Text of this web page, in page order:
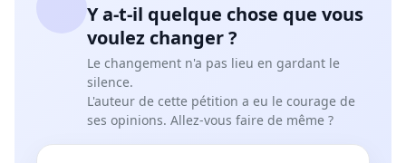
Y a-t-il quelque chose que vous
voulez changer ?
Le changement n'a pas lieu en gardant le
silence.
L'auteur de cette pétition a eu le courage de
ses opinions. Allez-vous faire de même ?